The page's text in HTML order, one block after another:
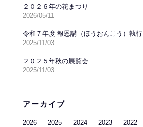
２０２６年の花まつり
2026/05/11
令和７年度 報恩講（ほうおんこう）執行
2025/11/03
２０２５年秋の展覧会
2025/11/03
アーカイブ
2026 2025 2024 2023 2022